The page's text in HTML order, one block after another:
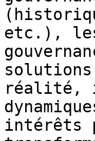
etc.),
réalité,
intérêts